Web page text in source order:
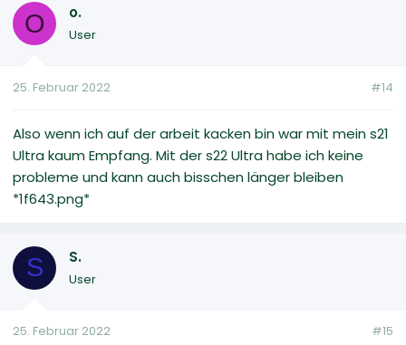
O o.
User
25. Februar 2022 #14
Also wenn ich auf der arbeit kacken bin war mit mein s21
Ultra kaum Empfang. Mit der s22 Ultra habe ich keine
probleme und kann auch bisschen länger bleiben
*1f643.png*
S S.
User
25. Februar 2022 #15